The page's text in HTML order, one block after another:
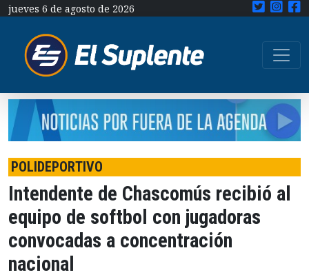
jueves 6 de agosto de 2026
POLIDEPORTIVO
Intendente de Chascomús recibió al
equipo de softbol con jugadoras
convocadas a concentración
nacional